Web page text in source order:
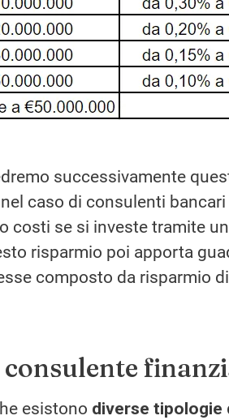
successivamente
caso di consulenti
costi se si investe tramite
risparmio poi apporta
composto da risparmio
esistono diverse tipologie